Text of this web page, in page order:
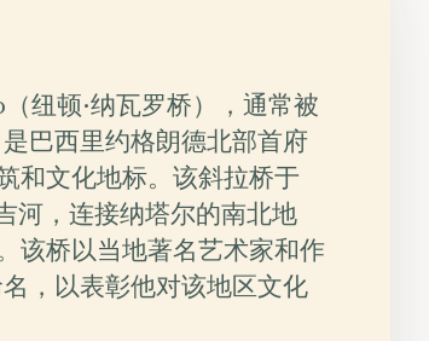
纽顿·纳瓦罗桥），通常被
巴西里约格朗德北部首府
和文化地标。该斜拉桥于
河，连接纳塔尔的南北地
该桥以当地著名艺术家和作
，以表彰他对该地区文化